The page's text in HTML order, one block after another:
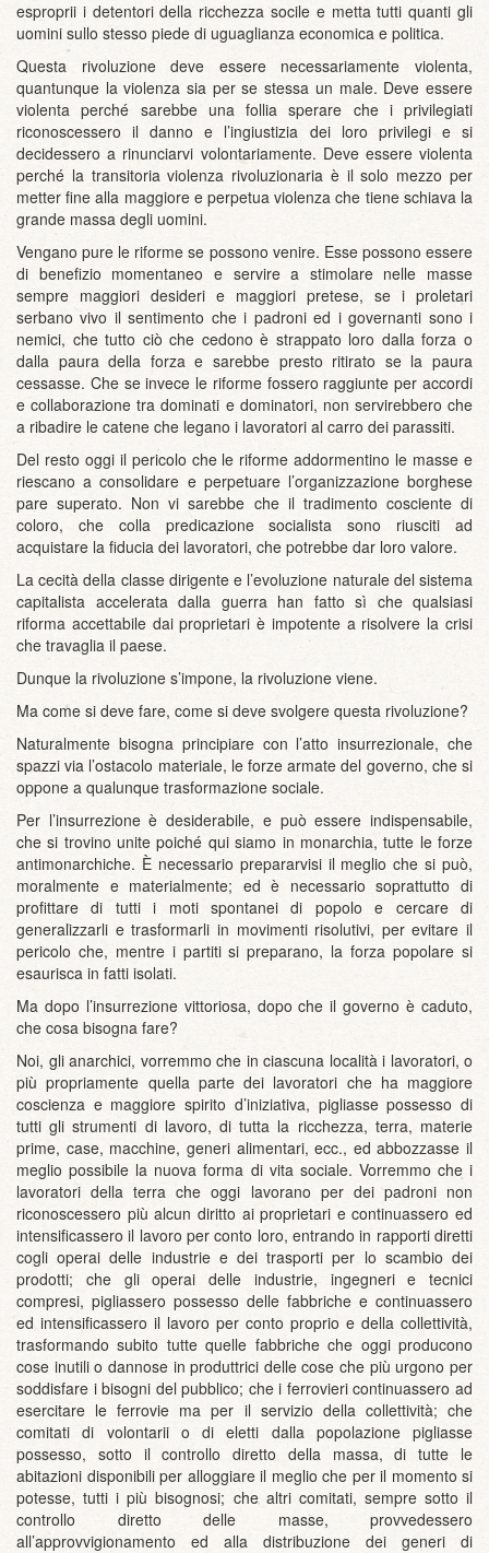
esproprii i detentori della ricchezza socile e metta tutti quanti gli
uomini sullo stesso piede di uguaglianza economica e politica.
Questa rivoluzione deve essere necessariamente violenta,
quantunque la violenza sia per se stessa un male. Deve essere
violenta perché sarebbe una follia sperare che i privilegiati
riconoscessero il danno e l’ingiustizia dei loro privilegi e si
decidessero a rinunciarvi volontariamente. Deve essere violenta
perché la transitoria violenza rivoluzionaria è il solo mezzo per
metter fine alla maggiore e perpetua violenza che tiene schiava la
grande massa degli uomini.
Vengano pure le riforme se possono venire. Esse possono essere
di benefizio momentaneo e servire a stimolare nelle masse
sempre maggiori desideri e maggiori pretese, se i proletari
serbano vivo il sentimento che i padroni ed i governanti sono i
nemici, che tutto ciò che cedono è strappato loro dalla forza o
dalla paura della forza e sarebbe presto ritirato se la paura
cessasse. Che se invece le riforme fossero raggiunte per accordi
e collaborazione tra dominati e dominatori, non servirebbero che
a ribadire le catene che legano i lavoratori al carro dei parassiti.
Del resto oggi il pericolo che le riforme addormentino le masse e
riescano a consolidare e perpetuare l’organizzazione borghese
pare superato. Non vi sarebbe che il tradimento cosciente di
coloro, che colla predicazione socialista sono riusciti ad
acquistare la fiducia dei lavoratori, che potrebbe dar loro valore.
La cecità della classe dirigente e l’evoluzione naturale del sistema
capitalista accelerata dalla guerra han fatto sì che qualsiasi
riforma accettabile dai proprietari è impotente a risolvere la crisi
che travaglia il paese.
Dunque la rivoluzione s’impone, la rivoluzione viene.
Ma come si deve fare, come si deve svolgere questa rivoluzione?
Naturalmente bisogna principiare con l’atto insurrezionale, che
spazzi via l’ostacolo materiale, le forze armate del governo, che si
oppone a qualunque trasformazione sociale.
Per l’insurrezione è desiderabile, e può essere indispensabile,
che si trovino unite poiché qui siamo in monarchia, tutte le forze
antimonarchiche. È necessario prepararvisi il meglio che si può,
moralmente e materialmente; ed è necessario soprattutto di
profittare di tutti i moti spontanei di popolo e cercare di
generalizzarli e trasformarli in movimenti risolutivi, per evitare il
pericolo che, mentre i partiti si preparano, la forza popolare si
esaurisca in fatti isolati.
Ma dopo l’insurrezione vittoriosa, dopo che il governo è caduto,
che cosa bisogna fare?
Noi, gli anarchici, vorremmo che in ciascuna località i lavoratori, o
più propriamente quella parte dei lavoratori che ha maggiore
coscienza e maggiore spirito d’iniziativa, pigliasse possesso di
tutti gli strumenti di lavoro, di tutta la ricchezza, terra, materie
prime, case, macchine, generi alimentari, ecc., ed abbozzasse il
meglio possibile la nuova forma di vita sociale. Vorremmo che i
lavoratori della terra che oggi lavorano per dei padroni non
riconoscessero più alcun diritto ai proprietari e continuassero ed
intensificassero il lavoro per conto loro, entrando in rapporti diretti
cogli operai delle industrie e dei trasporti per lo scambio dei
prodotti; che gli operai delle industrie, ingegneri e tecnici
compresi, pigliassero possesso delle fabbriche e continuassero
ed intensificassero il lavoro per conto proprio e della collettività,
trasformando subito tutte quelle fabbriche che oggi producono
cose inutili o dannose in produttrici delle cose che più urgono per
soddisfare i bisogni del pubblico; che i ferrovieri continuassero ad
esercitare le ferrovie ma per il servizio della collettività; che
comitati di volontarii o di eletti dalla popolazione pigliasse
possesso, sotto il controllo diretto della massa, di tutte le
abitazioni disponibili per alloggiare il meglio che per il momento si
potesse, tutti i più bisognosi; che altri comitati, sempre sotto il
controllo diretto delle masse, provvedessero
all’approvvigionamento ed alla distribuzione dei generi di